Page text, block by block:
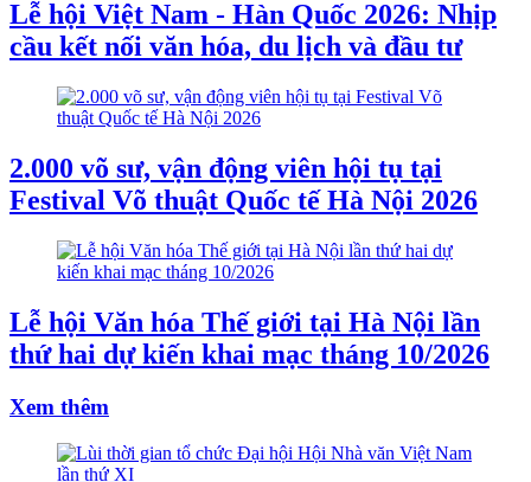
Lễ hội Việt Nam - Hàn Quốc 2026: Nhịp
cầu kết nối văn hóa, du lịch và đầu tư
2.000 võ sư, vận động viên hội tụ tại
Festival Võ thuật Quốc tế Hà Nội 2026
Lễ hội Văn hóa Thế giới tại Hà Nội lần
thứ hai dự kiến khai mạc tháng 10/2026
Xem thêm